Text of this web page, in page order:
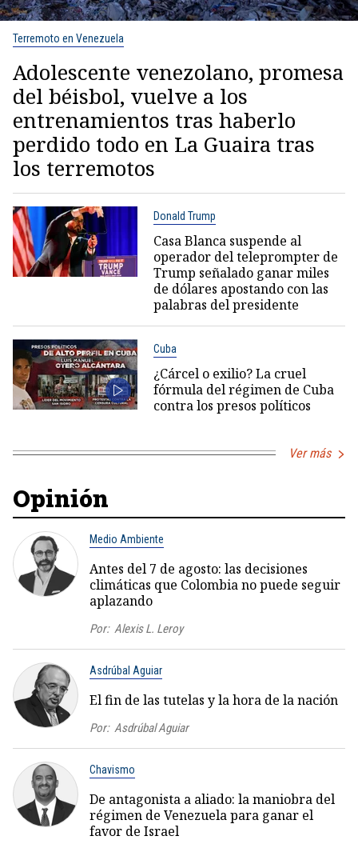
Terremoto en Venezuela
Adolescente venezolano, promesa
del béisbol, vuelve a los
entrenamientos tras haberlo
perdido todo en La Guaira tras
los terremotos
Donald Trump
Casa Blanca suspende al
operador del teleprompter de
Trump señalado ganar miles
de dólares apostando con las
palabras del presidente
Cuba
¿Cárcel o exilio? La cruel
fórmula del régimen de Cuba
contra los presos políticos
Ver más
Opinión
Medio Ambiente
Antes del 7 de agosto: las decisiones
climáticas que Colombia no puede seguir
aplazando
Por: Alexis L. Leroy
Asdrúbal Aguiar
El fin de las tutelas y la hora de la nación
Por: Asdrúbal Aguiar
Chavismo
De antagonista a aliado: la maniobra del
régimen de Venezuela para ganar el
favor de Israel